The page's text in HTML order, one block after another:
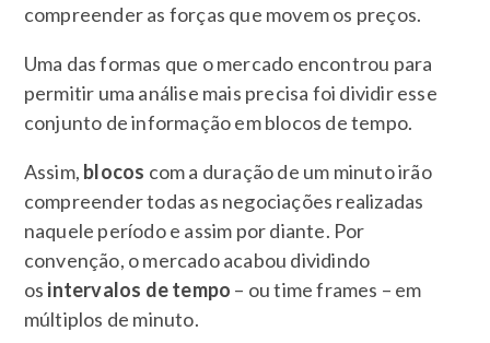
compreender as forças que movem os preços.
Uma das formas que o mercado encontrou para
permitir uma análise mais precisa foi dividir esse
conjunto de informação em blocos de tempo.
Assim, blocos com a duração de um minuto irão
compreender todas as negociações realizadas
naquele período e assim por diante. Por
convenção, o mercado acabou dividindo
os intervalos de tempo – ou time frames – em
múltiplos de minuto.